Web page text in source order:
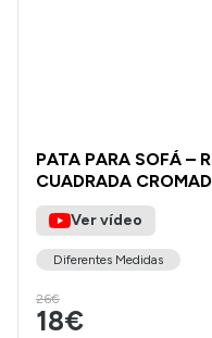
PATA PARA SOFÁ –
CUADRADA
Ver vídeo
Diferentes Medidas
26€
18€